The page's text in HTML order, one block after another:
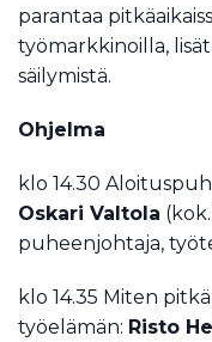
parantaa
työmarkkinoilla,
säilymistä.
Ohjelma
klo 14.30
Oskari Valtola
puheenjohtaja,
klo 14.35 Miten
työelämän: Risto